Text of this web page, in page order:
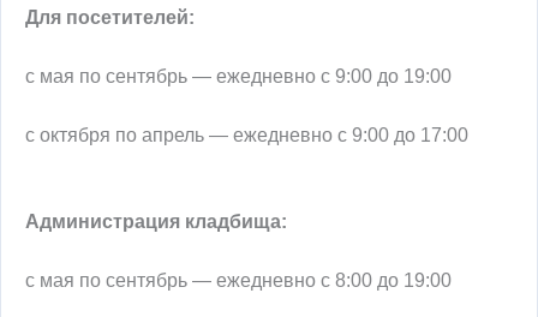
Для посетителей:
с мая по сентябрь — ежедневно с 9:00 до 19:00
с октября по апрель — ежедневно с 9:00 до 17:00
Администрация кладбища:
с мая по сентябрь — ежедневно с 8:00 до 19:00